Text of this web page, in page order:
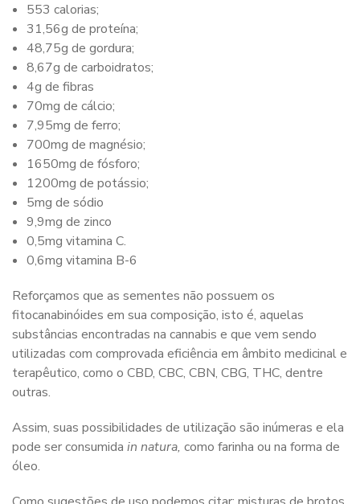
553 calorias;
31,56g de proteína;
48,75g de gordura;
8,67g de carboidratos;
4g de fibras
70mg de cálcio;
7,95mg de ferro;
700mg de magnésio;
1650mg de fósforo;
1200mg de potássio;
5mg de sódio
9,9mg de zinco
0,5mg vitamina C.
0,6mg vitamina B-6
Reforçamos que as sementes não possuem os
fitocanabinóides em sua composição, isto é, aquelas
substâncias encontradas na cannabis e que vem sendo
utilizadas com comprovada eficiência em âmbito medicinal e
terapêutico, como o CBD, CBC, CBN, CBG, THC, dentre
outras.
Assim, suas possibilidades de utilização são inúmeras e ela
pode ser consumida in natura, como farinha ou na forma de
óleo.